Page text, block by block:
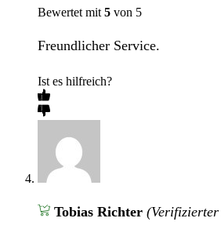
Bewertet mit 5 von 5
Freundlicher Service.
Ist es hilfreich?
Tobias Richter